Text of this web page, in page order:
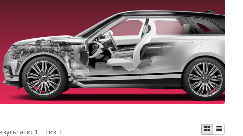
1 - 3 из 3